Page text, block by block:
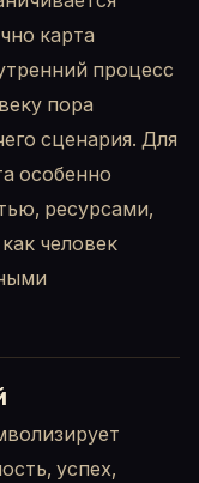
карта
процесс
пора
сценария. Для
особенно
ресурсами,
человек
успех,